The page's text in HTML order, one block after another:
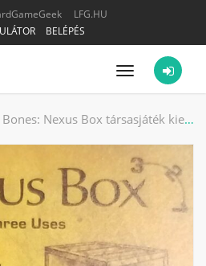
LFG.HU
BELÉPÉS
Menü
Nexus Box társasjáték kiegészítő